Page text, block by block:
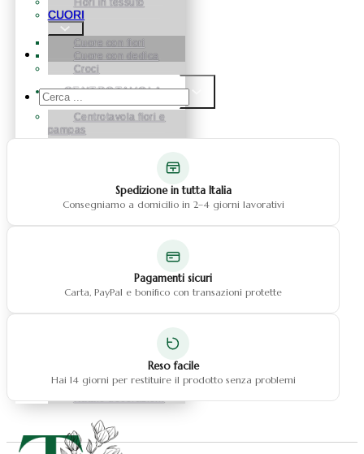
Fiori in tessuto
CUORI
Cuore con fiori
Cuore con dedica
Croci
CENTROTAVOLA
Centrotavola fiori e
pampas
FIORI
Fiori in Silicone
STABILIZZATE
Natale centrotavola
Natale decorazioni
Cerca
...
Spedizione in tutta Italia
Consegniamo a domicilio in 2–4 giorni lavorativi
Pagamenti sicuri
Carta, PayPal e bonifico con transazioni protette
Reso facile
Hai 14 giorni per restituire il prodotto senza problemi